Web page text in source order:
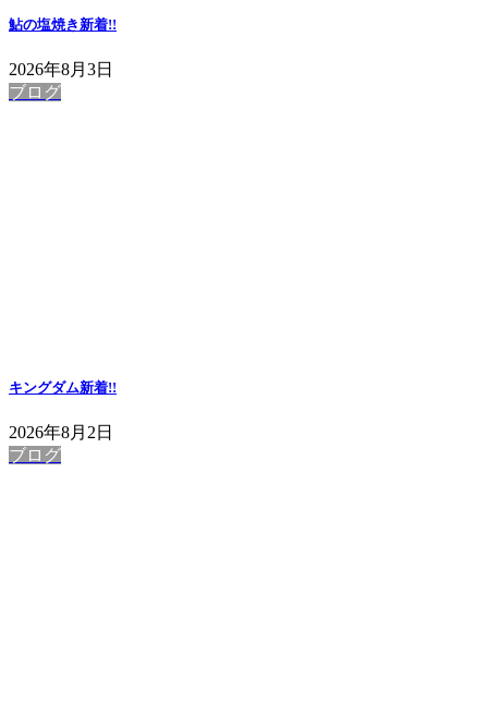
鮎の塩焼き新着!!
2026年8月3日
ブログ
キングダム新着!!
2026年8月2日
ブログ